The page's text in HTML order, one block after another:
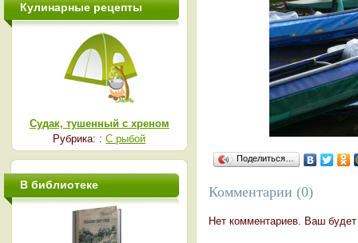
Поделиться…
Комментарии (0)
Нет комментариев. Ваш
Кулинарные рецепты
Судак, тушенный с хреном
Рубрика: :С рыбой
В библиотеке